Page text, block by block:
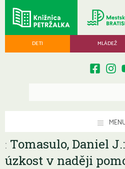
DETI MLÁDEŽ
: Tomasulo, Daniel
úzkost v naději